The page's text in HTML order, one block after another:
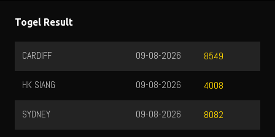
Togel Result
CARDIFF 8549
09-08-2026
HK SIANG 4008
09-08-2026
SYDNEY 8082
09-08-2026